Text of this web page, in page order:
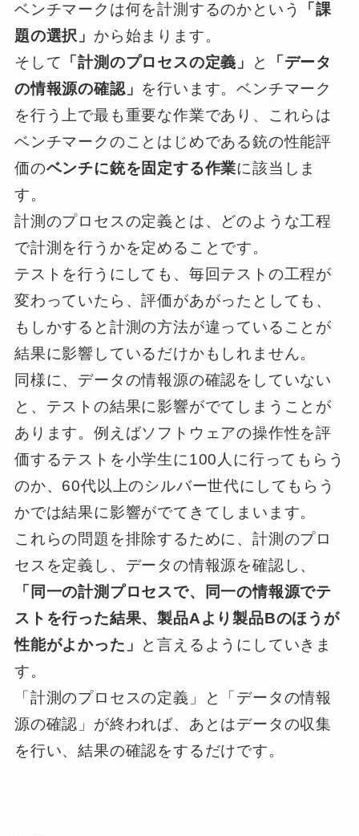
ベンチマークは何を計測するのかという
「課
題の選択」 から始まります。
そして
「計測のプロセスの定義」 と
「データ
の情報源の確認」 を行います。ベンチマーク
を行う上で最も重要な作業であり、これらは
ベンチマークのことはじめである銃の性能評
価のベンチに銃を固定する作業に該当しま
す。
計測のプロセスの定義とは、どのような工程
で計測を行うかを定めることです。
テストを行うにしても、毎回テストの工程が
変わっていたら、評価があがったとしても、
もしかすると計測の方法が違っていることが
結果に影響しているだけかもしれません。
同様に、データの情報源の確認をしていない
と、テストの結果に影響がでてしまうことが
あります。例えばソフトウェアの操作性を評
価するテストを小学生に100人に行ってもらう
のか、60代以上のシルバー世代にしてもらう
かでは結果に影響がでてきてしまいます。
これらの問題を排除するために、計測のプロ
セスを定義し、データの情報源を確認し、
「同一の計測プロセスで、同一の情報源でテ
ストを行った結果、製品Aより製品Bのほうが
性能がよかった」
と言えるようにしていきま
す。
「計測のプロセスの定義」と「データの情報
源の確認」が終われば、あとはデータの収集
を行い、結果の確認をするだけです。